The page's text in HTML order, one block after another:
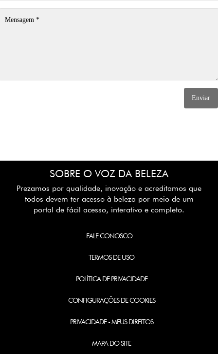
Enviar
SOBRE O VOZ DA BELEZA
Prezamos por qualidade, inovação e acreditamos que
todos devem ter acesso à beleza por meio de um
portal de fácil acesso, interativo e completo.
FALE CONOSCO
TERMOS DE USO
POLÍTICA DE PRIVACIDADE
CONFIGURAÇÕES DE COOKIES
PRIVACIDADE - MEUS DIREITOS
MAPA DO SITE